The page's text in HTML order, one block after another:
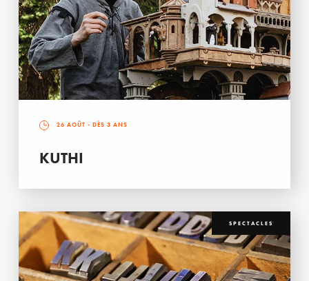
26 AOÛT - DÈS 3 ANS
KUTHI
SPECTACLES